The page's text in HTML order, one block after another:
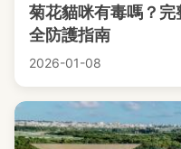
菊花貓咪有毒嗎？
全防護指南
2026-01-08